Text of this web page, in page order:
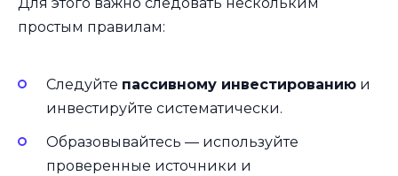
простым правилам:
Следуйте пассивному инвестированию и
инвестируйте систематически.
Образовывайтесь — используйте
проверенные источники и